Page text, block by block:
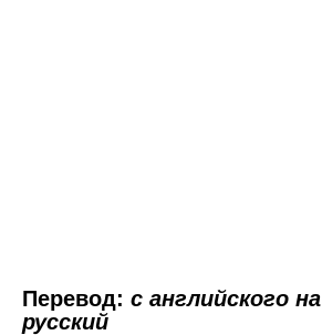
Перевод: с английского на
русский